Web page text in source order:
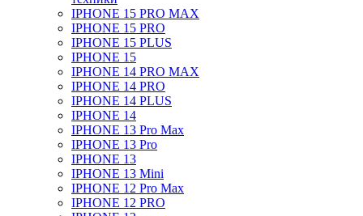
IPHONE 15 PRO MAX
IPHONE 15 PRO
IPHONE 15 PLUS
IPHONE 15
IPHONE 14 PRO MAX
IPHONE 14 PRO
IPHONE 14 PLUS
IPHONE 14
IPHONE 13 Pro Max
IPHONE 13 Pro
IPHONE 13
IPHONE 13 Mini
IPHONE 12 Pro Max
IPHONE 12 PRO